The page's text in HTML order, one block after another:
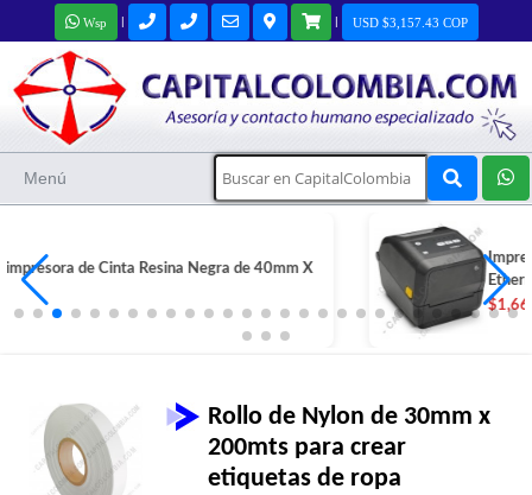
Wsp | | USD $3,157.43 COP
Menú
Impresora de Etiquetas Zebra ZD421 Puertos USB y
$1,662,000 COP
Rollo de Nylon de 30mm x
200mts para crear
etiquetas de ropa